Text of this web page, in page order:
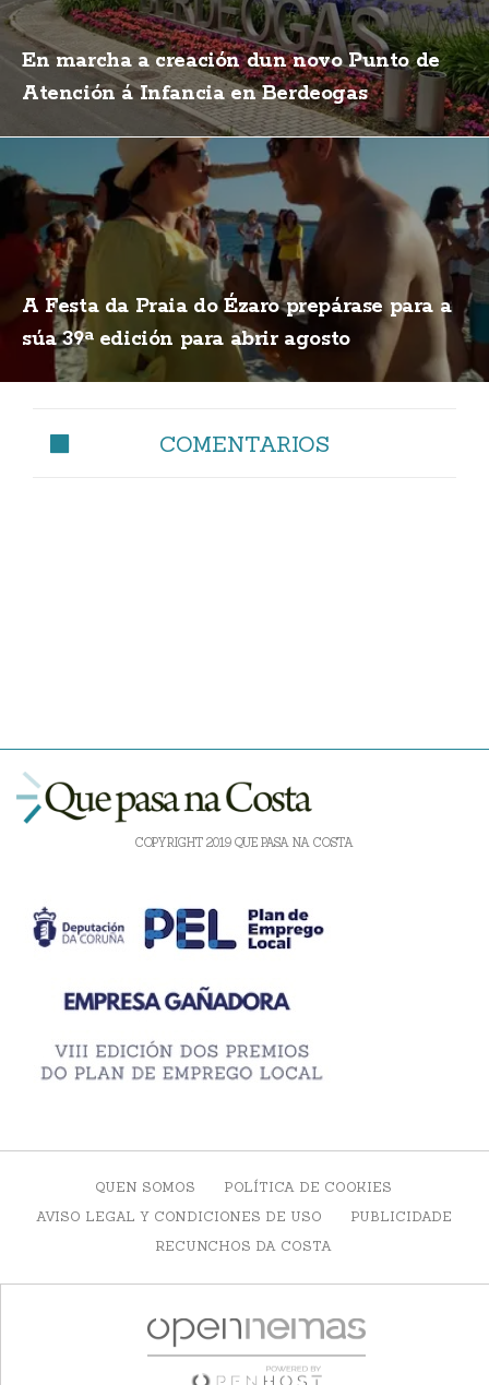
En marcha a creación dun novo Punto de
Atención á Infancia en Berdeogas
A Festa da Praia do Ézaro prepárase para a
súa 39ª edición para abrir agosto
COMENTARIOS
COPYRIGHT 2019 QUE PASA NA COSTA
QUEN SOMOS
POLÍTICA DE COOKIES
AVISO LEGAL Y CONDICIONES DE USO
PUBLICIDADE
RECUNCHOS DA COSTA